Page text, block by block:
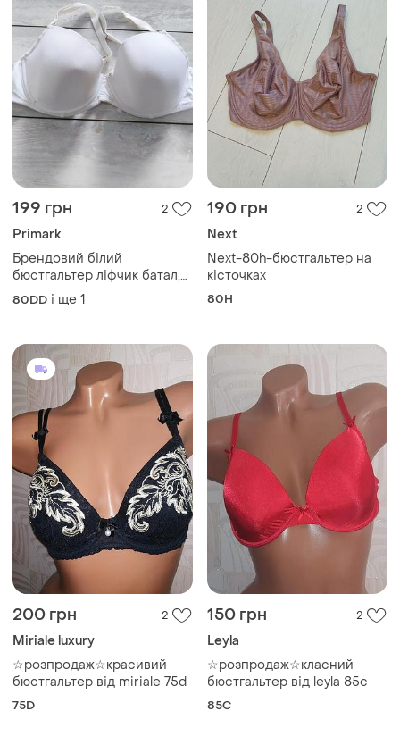
199 грн 2
Primark
Брендовий білий
бюстгальтер ліфчик батал,
розмір 36dd/90e
80DD і ще 1
190 грн 2
Next
Next-80h-бюстгальтер на
кісточках
80H
200 грн 2
Miriale luxury
☆розпродаж☆красивий
бюстгальтер від miriale 75d
75D
150 грн 2
Leyla
☆розпродаж☆класний
бюстгальтер від leyla 85с
85C